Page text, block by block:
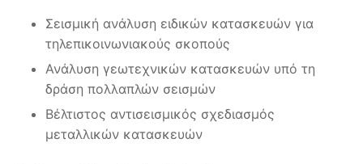
Σεισμική ανάλυση ειδικών κατασκευών για
τηλεπικοινωνιακούς σκοπούς
Ανάλυση γεωτεχνικών κατασκευών υπό τη
δράση πολλαπλών σεισμών
Βέλτιστος αντισεισμικός σχεδιασμός
μεταλλικών κατασκευών